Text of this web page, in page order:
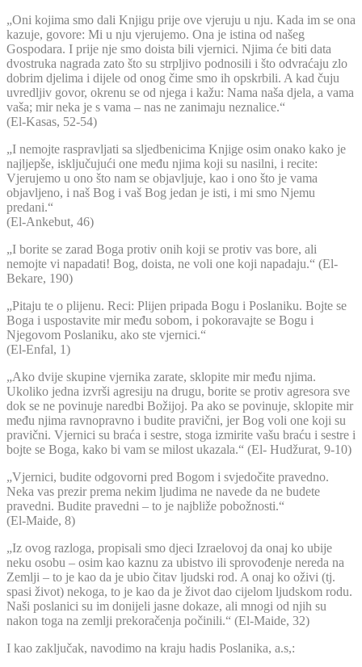
„Oni kojima smo dali Knjigu prije ove vjeruju u nju. Kada im se ona
kazuje, govore: Mi u nju vjerujemo. Ona je istina od našeg
Gospodara. I prije nje smo doista bili vjernici. Njima će biti data
dvostruka nagrada zato što su strpljivo podnosili i što odvraćaju zlo
dobrim djelima i dijele od onog čime smo ih opskrbili. A kad čuju
uvredljiv govor, okrenu se od njega i kažu: Nama naša djela, a vama
vaša; mir neka je s vama – nas ne zanimaju neznalice.“
(El-Kasas, 52-54)
„I nemojte raspravljati sa sljedbenicima Knjige osim onako kako je
najljepše, isključujući one među njima koji su nasilni, i recite:
Vjerujemo u ono što nam se objavljuje, kao i ono što je vama
objavljeno, i naš Bog i vaš Bog jedan je isti, i mi smo Njemu
predani.“
(El-Ankebut, 46)
„I borite se zarad Boga protiv onih koji se protiv vas bore, ali
nemojte vi napadati! Bog, doista, ne voli one koji napadaju.“ (El-
Bekare, 190)
„Pitaju te o plijenu. Reci: Plijen pripada Bogu i Poslaniku. Bojte se
Boga i uspostavite mir među sobom, i pokoravajte se Bogu i
Njegovom Poslaniku, ako ste vjernici.“
(El-Enfal, 1)
„Ako dvije skupine vjernika zarate, sklopite mir među njima.
Ukoliko jedna izvrši agresiju na drugu, borite se protiv agresora sve
dok se ne povinuje naredbi Božijoj. Pa ako se povinuje, sklopite mir
među njima ravnopravno i budite pravični, jer Bog voli one koji su
pravični. Vjernici su braća i sestre, stoga izmirite vašu braću i sestre i
bojte se Boga, kako bi vam se milost ukazala.“ (El- Hudžurat, 9-10)
„Vjernici, budite odgovorni pred Bogom i svjedočite pravedno.
Neka vas prezir prema nekim ljudima ne navede da ne budete
pravedni. Budite pravedni – to je najbliže pobožnosti.“
(El-Maide, 8)
„Iz ovog razloga, propisali smo djeci Izraelovoj da onaj ko ubije
neku osobu – osim kao kaznu za ubistvo ili sprovođenje nereda na
Zemlji – to je kao da je ubio čitav ljudski rod. A onaj ko oživi (tj.
spasi život) nekoga, to je kao da je život dao cijelom ljudskom rodu.
Naši poslanici su im donijeli jasne dokaze, ali mnogi od njih su
nakon toga na zemlji prekoračenja počinili.“ (El-Maide, 32)
I kao zaključak, navodimo na kraju hadis Poslanika, a.s,: